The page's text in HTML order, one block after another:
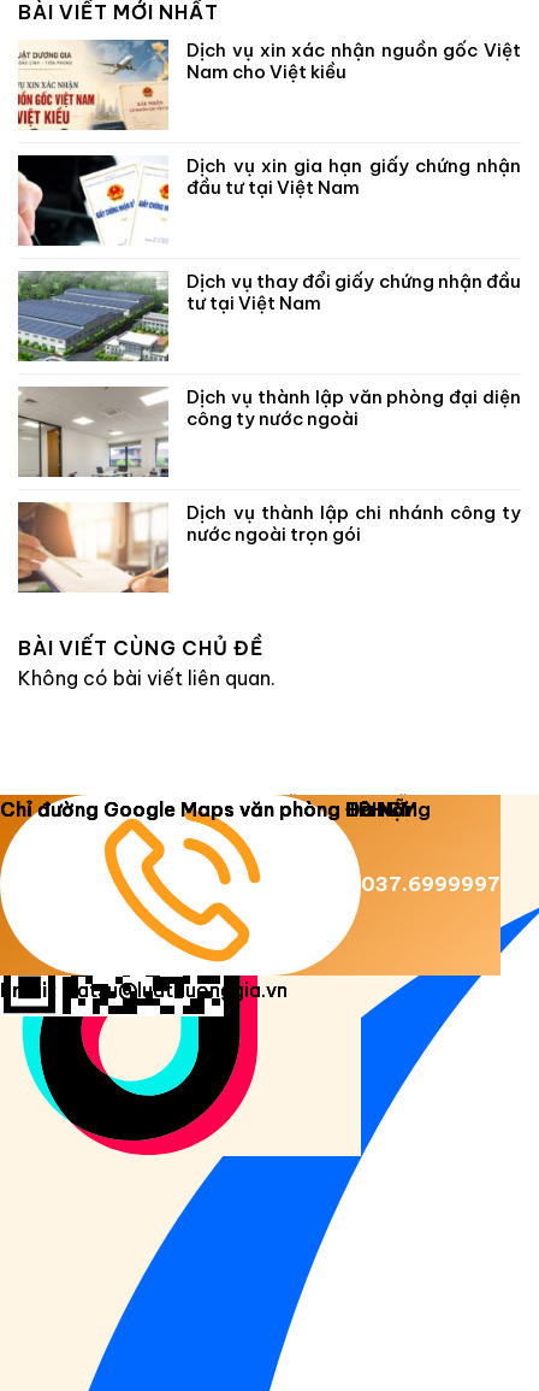
BÀI VIẾT MỚI NHẤT
Dịch vụ xin xác nhận nguồn gốc Việt
Nam cho Việt kiều
Dịch vụ xin gia hạn giấy chứng nhận
đầu tư tại Việt Nam
Dịch vụ thay đổi giấy chứng nhận đầu
tư tại Việt Nam
Dịch vụ thành lập văn phòng đại diện
công ty nước ngoài
Dịch vụ thành lập chi nhánh công ty
nước ngoài trọn gói
BÀI VIẾT CÙNG CHỦ ĐỀ
Không có bài viết liên quan.
Copyright 2026 © Luật Dương Gia